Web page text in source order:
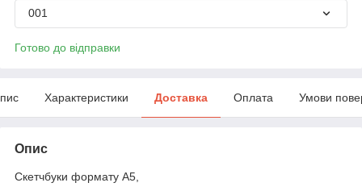
001
Готово до відправки
Характеристики Доставка Оплата Умови
Опис
Скетчбуки формату А5,